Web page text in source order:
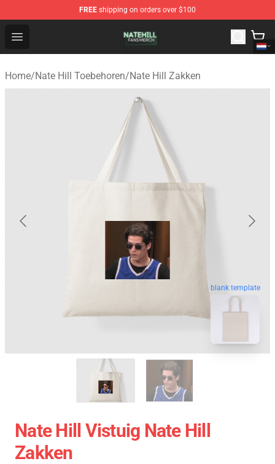
FREE shipping on orders over $100
Open menu
Nate Hill Shop - Official Nate Hill Merchandise Store
Home/Nate Hill Toebehoren/Nate Hill Zakken
blank template
Nate Hill Vistuig Nate Hill
Zakken